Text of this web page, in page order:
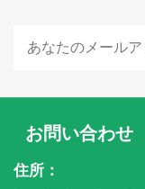
お問い合わせ
住所：